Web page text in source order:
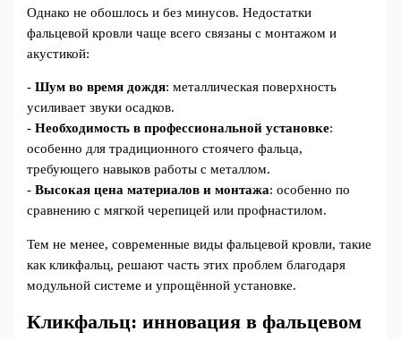
Однако не обошлось и без минусов. Недостатки
фальцевой кровли чаще всего связаны с монтажом и
акустикой:
-Шум во время дождя: металлическая поверхность
усиливает звуки осадков.
-Необходимость в профессиональной установке:
особенно для традиционного стоячего фальца,
требующего навыков работы с металлом.
-Высокая цена материалов и монтажа: особенно по
сравнению с мягкой черепицей или профнастилом.
Тем не менее, современные виды фальцевой кровли, такие
как кликфальц, решают часть этих проблем благодаря
модульной системе и упрощённой установке.
Кликфальц: инновация в фальцевом